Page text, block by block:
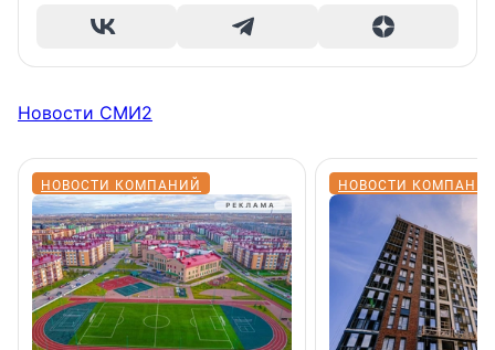
Новости СМИ2
НОВОСТИ КОМПАНИЙ НОВОСТИ